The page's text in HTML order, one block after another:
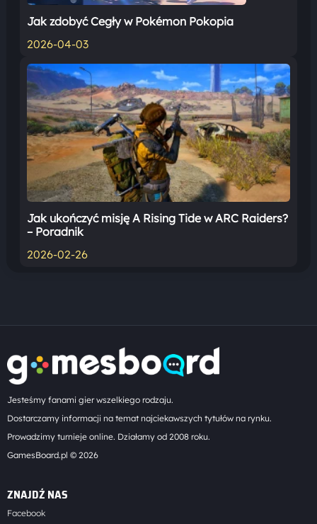
Jak zdobyć Cegły w Pokémon Pokopia
2026-04-03
Jak ukończyć misję A Rising Tide w ARC Raiders?
– Poradnik
2026-02-26
Jesteśmy fanami gier wszelkiego rodzaju.
Dostarczamy informacji na temat najciekawszych tytułów na rynku.
Prowadzimy turnieje online. Działamy od 2008 roku.
GamesBoard.pl © 2026
ZNAJDŹ NAS
Facebook